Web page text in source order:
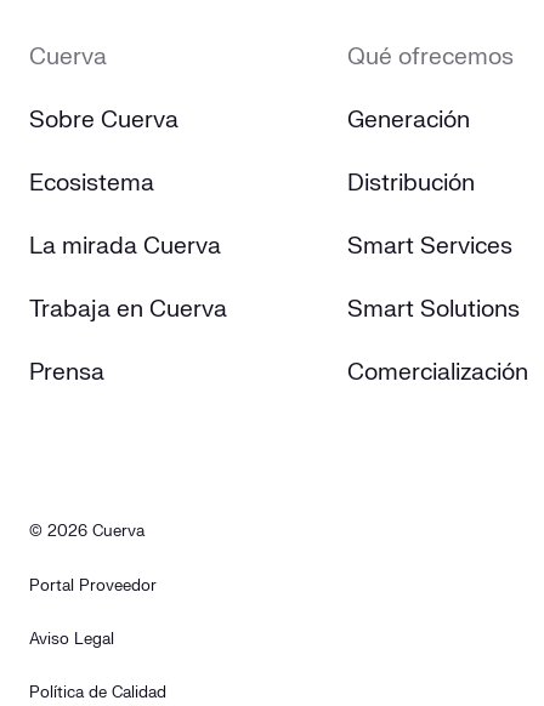
Cuerva
Sobre Cuerva
Ecosistema
La mirada Cuerva
Trabaja en Cuerva
Prensa
Qué ofrecemos
Generación
Distribución
Smart Services
Smart Solutions
Comercialización
© 2026 Cuerva
Portal Proveedor
Aviso Legal
Política de Calidad